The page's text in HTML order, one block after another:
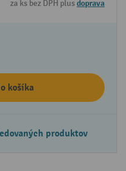
za ks bez DPH plusdoprava
košíka
produktov